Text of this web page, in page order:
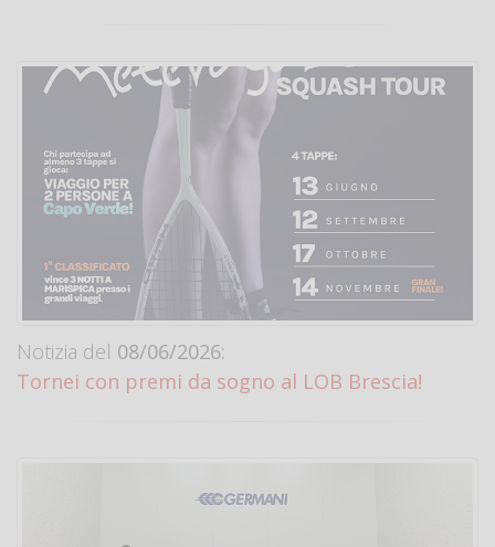
Notizia del 08/06/2026:
Tornei con premi da sogno al LOB Brescia!